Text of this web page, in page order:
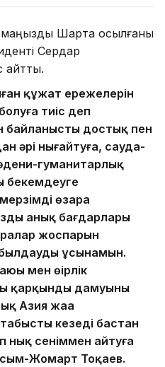
Шартқа қосылғаны
Сердар
айтты.
құжат ережелерін
тиіс деп
байланысты достық пен
әрі нығайтуға, сауда-
гуманитарлық
бекемдеуге
өзара
анық бағдарлары
жоспарын
ұсынамын.
мен өңірлік
қарқынды дамуының
Азия жаңа
кезеңді бастан
нық сеніммен айтуға
Жомарт Тоқаев.